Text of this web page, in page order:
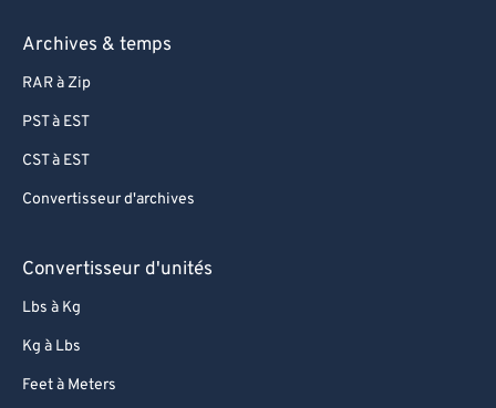
Archives & temps
RAR à Zip
PST à EST
CST à EST
Convertisseur d'archives
Convertisseur d'unités
Lbs à Kg
Kg à Lbs
Feet à Meters